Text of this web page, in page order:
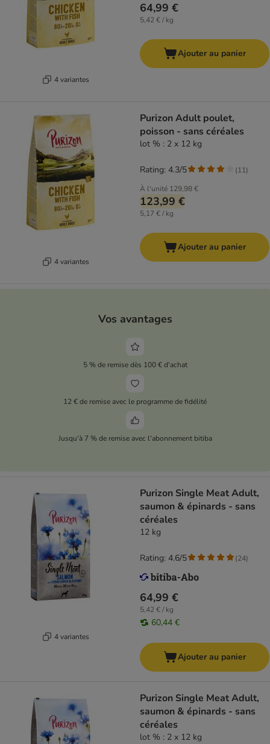
4 variantes
64,99 €
5,42 € / kg
Ajouter au panier
4 variantes
Purizon Adult poulet,
poisson - sans céréales
lot % : 2 x 12 kg
À l'unité 129,98 €
123,99 €
5,17 € / kg
Rating: 4.3/5 (11)
Ajouter au panier
Vos avantages
5 % de remise dès 100 € d'achat
12 € de remise avec le programme de fidélité
Jusqu'à 7 % de remise avec l'abonnement bitiba
4 variantes
Purizon Single Meat Adult,
saumon & épinards - sans
céréales
12 kg
64,99 €
5,42 € / kg
60,44 €
Rating: 4.6/5 (24)
Ajouter au panier
Purizon Single Meat Adult,
saumon & épinards - sans
céréales
lot % : 2 x 12 kg